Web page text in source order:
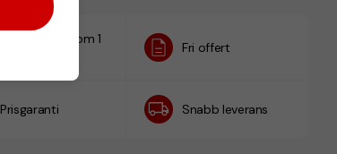
Designskiss inom 1
Fri offert
Prisgaranti Snabb leverans